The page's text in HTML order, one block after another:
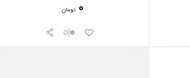
0 تومان